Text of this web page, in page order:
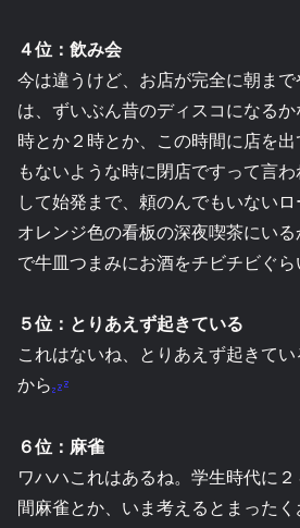
４位：飲み会
今は違うけど、お店が完全に朝ま
は、ずいぶん昔のディスコになるか
時とか２時とか、この時間に店を
もないような時に閉店ですって言
して始発まで、頼のんでもいない
オレンジ色の看板の深夜喫茶にい
で牛皿つまみにお酒をチビチビぐら
５位：とりあえず起きている
これはないね、とりあえず起きて
から
６位：麻雀
ワハハこれはあるね。学生時代に
間麻雀とか、いま考えるとまった